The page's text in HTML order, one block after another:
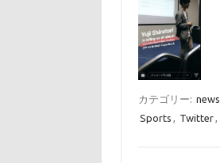
カテゴリー: news
Sports , Twitter,